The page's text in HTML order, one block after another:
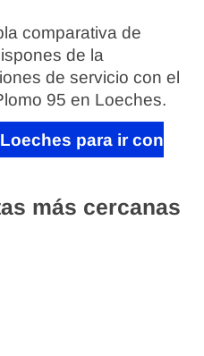
comparativa de
de la
de servicio con el
95 en Loeches.
para ir con
más cercanas